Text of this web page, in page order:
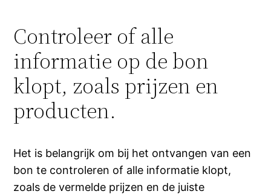
Controleer of alle
informatie op de bon
klopt, zoals prijzen en
producten.
Het is belangrijk om bij het ontvangen van een
bon te controleren of alle informatie klopt,
zoals de vermelde prijzen en de juiste